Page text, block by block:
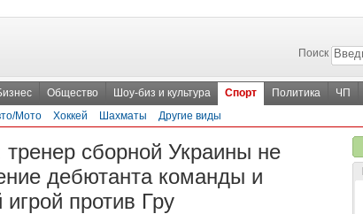
Поиск
Общество Шоу-биз и культура Спорт Политика ЧП
Мото Хоккей Шахматы Другие виды
сборной Украины не
дебютанта команды и
против Гру